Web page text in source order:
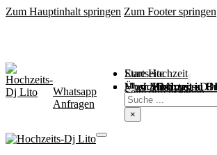
Zum Hauptinhalt springen Zum Footer springen
Startseite
Eure Hochzeit
Hochzeit in
Hochzeit in
Hochzeit in
Hochzeit in
Hochzeits-DJ
Über Mich
Music / Mixtapes
Hochzeitstipps
Seite durchsuchen
Suchen
×
Whatsapp
Anfragen